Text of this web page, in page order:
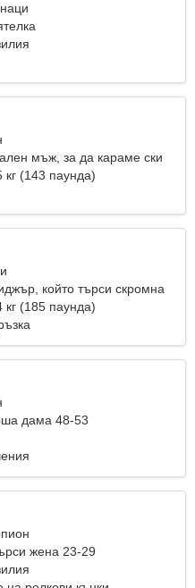
мъж, за да караме ски
(143 паунда)
който търси скромна
(185 паунда)
дама 48-53
жена 23-29